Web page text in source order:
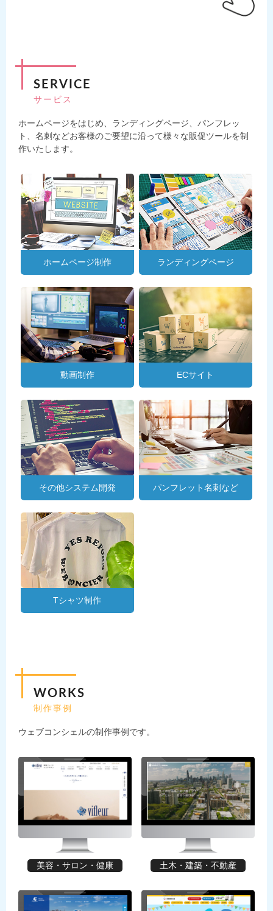
SERVICE
サービス
ホームページをはじめ、ランディングページ、パンフレッ
ト、名刺などお客様のご要望に沿って様々な販促ツールを制
作いたします。
ホームページ制作 ランディングページ
動画制作 ECサイト
その他システム開発 パンフレット名刺など
Tシャツ制作
WORKS
制作事例
ウェブコンシェルの制作事例です。
美容・サロン・健康 土木・建築・不動産